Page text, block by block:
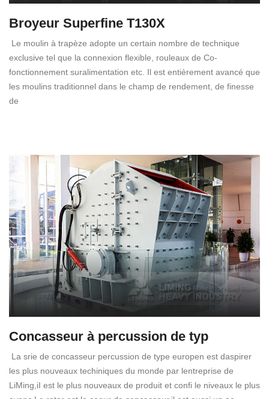
Broyeur Superfine T130X
Le moulin à trapèze adopte un certain nombre de technique
exclusive tel que la connexion flexible, rouleaux de Co-
fonctionnement suralimentation etc. Il est entièrement avancé que
les moulins traditionnel dans le champ de rendement, de finesse
de
Concasseur à percussion de typ
La srie de concasseur percussion de type europen est daspirer
les plus nouveaux techiniques du monde par lentreprise de
LiMing,iI est le plus nouveaux de produit et confi le niveaux le plus